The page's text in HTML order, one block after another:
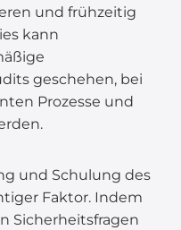
und frühzeitig
kann
geschehen, bei
Prozesse und
und Schulung des
Faktor. Indem
Sicherheitsfragen